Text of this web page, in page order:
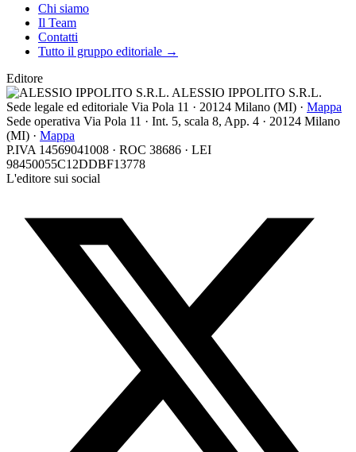
Chi siamo
Il Team
Contatti
Tutto il gruppo editoriale →
Editore
ALESSIO IPPOLITO S.R.L.
Sede legale ed editoriale Via Pola 11 · 20124 Milano (MI) · Mappa
Sede operativa Via Pola 11 · Int. 5, scala 8, App. 4 · 20124 Milano
(MI) · Mappa
P.IVA 14569041008 · ROC 38686 · LEI
98450055C12DDBF13778
L'editore sui social